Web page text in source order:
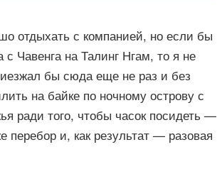
отдыхать с компанией, но если бы
с Чавенга на Талинг Нгам, то я не
бы сюда еще не раз и без
на байке по ночному острову с
ради того, чтобы часок посидеть —
перебор и, как результат — разовая